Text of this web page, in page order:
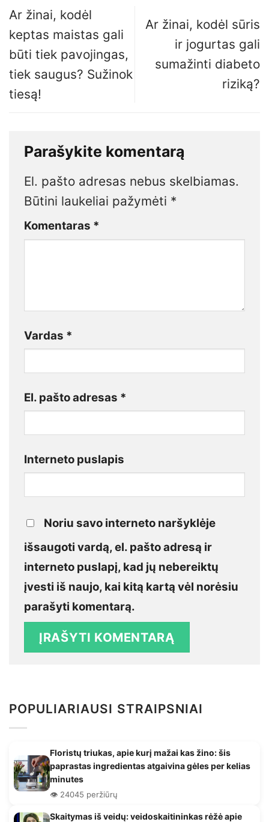
Ar žinai, kodėl
keptas maistas gali
būti tiek pavojingas,
tiek saugus? Sužinok
tiesą!
Ar žinai, kodėl sūris
ir jogurtas gali
sumažinti diabeto
riziką?
Parašykite komentarą
El. pašto adresas nebus skelbiamas.
Būtini laukeliai pažymėti *
Komentaras *
Vardas *
El. pašto adresas *
Interneto puslapis
Noriu savo interneto naršyklėje
išsaugoti vardą, el. pašto adresą ir
interneto puslapį, kad jų nebereiktų
įvesti iš naujo, kai kitą kartą vėl norėsiu
parašyti komentarą.
POPULIARIAUSI STRAIPSNIAI
Floristų triukas, apie kurį mažai kas žino: šis
paprastas ingredientas atgaivina gėles per kelias
minutes
👁️ 24045 peržiūrų
Skaitymas iš veidų: veidoskaitininkas rėžė apie